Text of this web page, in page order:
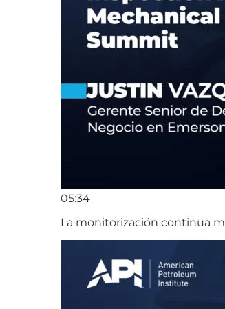
05:34
La monitorización continua